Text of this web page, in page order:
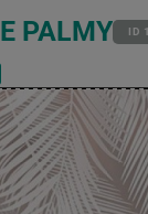
PALMY ID